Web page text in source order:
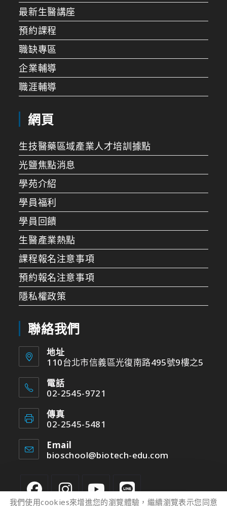
最新生醫講座
預約課程
職缺專區
企業輔導
職涯輔導
網頁
生技醫藥區域產業人才培訓據點
光鹽焦點消息
學苑介紹
學員福利
學員回饋
生醫產業熱點
課程報名注意事項
預約報名注意事項
隱私權政策
聯絡我們
地址
110台北市信義區光復南路495號9樓之5
電話
02-2545-9721
傳真
02-2545-5481
Email
bioschool@biotech-edu.com
我們使用cookies來增進您的瀏覽體驗，繼續瀏覽表示您同意